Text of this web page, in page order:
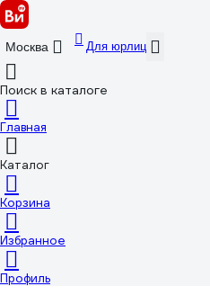
Москва Для юрлиц
Поиск в каталоге
Главная
Каталог
Корзина
Избранное
Профиль